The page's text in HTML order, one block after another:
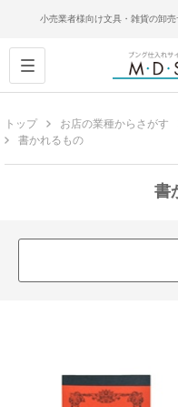
小売業者様向け文具・雑貨の卸
トップ お店の業種からさがす
書かれるもの
書